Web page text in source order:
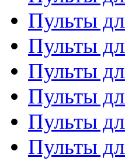
Пульты
Пульты
Пульты
Пульты
Пульты
Пульты